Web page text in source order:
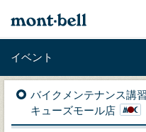
イベント
バイクメンテナンス講
キューズモール店